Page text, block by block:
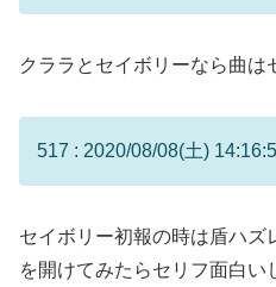
クララとセイボリーなら曲は
517 : 2020/08/08(土)
セイボリー初報の時は盾ハ
を開けてみたらセリフ面白